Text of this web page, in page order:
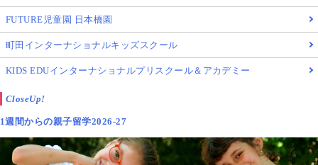
FUTURE児童園 日本橋園
町田インターナショナルキッズスクール
KIDS EDUインターナショナルプリスクール＆アカデミー
CloseUp!
1週間からの親子留学2026-27